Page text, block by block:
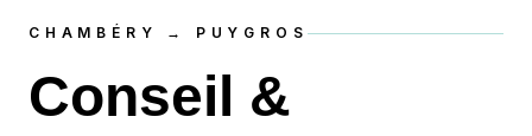
CHAMBÉRY → PUYGROS
Conseil &